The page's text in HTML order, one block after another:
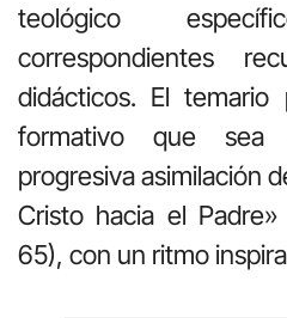
teológico
correspondientes
didácticos. El
formativo que
progresiva asimilación
Cristo hacia el Padre»
65), con un ritmo